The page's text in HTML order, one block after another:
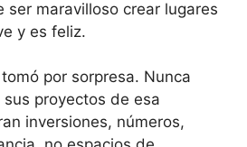
ser maravilloso crear lugares
y es feliz.
por sorpresa. Nunca
proyectos de esa
inversiones, números,